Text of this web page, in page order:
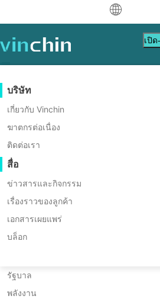
ดาวน์โหลด
การ ติดต่อ
การปกป้องข้อมูล
Backup & Recovery
การสำเนาแบบเรียลไทม์
การปกป้องข้อมูลอย่างต่อเนื่อง
คัดลอกที่นอกเว็บไซต์
การเก็บถาวร
การจัดการงาน
การเคลื่อนย้ายเวิร์กโหลด
การย้ายข้อมูล V2V
การย้ายข้อมูล P2P
การย้ายข้อมูล C2C
เวอร์ชวล
VMware
Hyper-V
Proxmox
XCP-ng
oVirt
H3C CAS/UIS
ZStack
Sangfor HCI
แหล่งข้อมูลสนับสนุน
ฐานข้อมูลความรู้
วิดีโอสอนใช้งาน
ศูนย์ช่วยเหลือ
เหตุการณ์สด
เว็บบินาร์
การสาธิตสด
เรื่องราวของลูกค้า
บริการเทคโนโลยีสารสนเทศ
รัฐบาล
พลังงาน
การซื้อสินค้า
เรียนรู้วิธีการซื้อ
นโยบายการออกใบอนุญาต
คำถามที่พบบ่อย
ติดต่อ
ขอใบเสนอราคา
เป็นพาร์ทเนอร์
โปรแกรมพันธมิตร
เป็นพาร์ทเนอร์
ค้นหาพาร์ทเนอร์
ค้นหาพาร์ทเนอร์ในท้องถิ่น
เป็นพาร์ทเนอร์อยู่แล้วหรือไม่?
เข้าสู่ระบบพอร์ทัลพาร์ทเนอร์
บริษัท
เกี่ยวกับ Vinchin
ฆาตกรต่อเนื่อง
ติดต่อเรา
สื่อ
ข่าวสารและกิจกรรม
เรื่องราวของลูกค้า
เอกสารเผยแพร่
บล็อก
เปิ
แซ่ฉั่ว
หัวหน้าวิศวกร